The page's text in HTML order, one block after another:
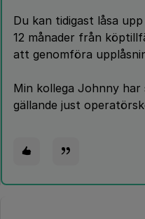
Du kan tidigast låsa
12 månader från
att genomföra
Min kollega Johnny
gällande just